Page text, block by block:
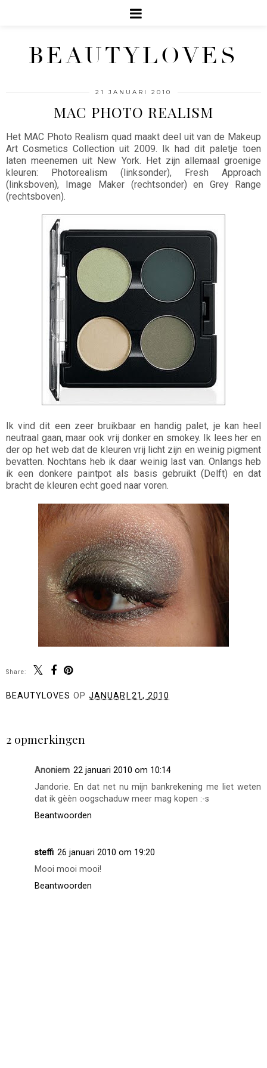
BEAUTYLOVES
21 JANUARI 2010
MAC PHOTO REALISM
Het MAC Photo Realism quad maakt deel uit van de Makeup
Art Cosmetics Collection uit 2009. Ik had dit paletje toen
laten meenemen uit New York. Het zijn allemaal groenige
kleuren: Photorealism (linksonder), Fresh Approach
(linksboven), Image Maker (rechtsonder) en Grey Range
(rechtsboven).
Ik vind dit een zeer bruikbaar en handig palet, je kan heel
neutraal gaan, maar ook vrij donker en smokey. Ik lees her en
der op het web dat de kleuren vrij licht zijn en weinig pigment
bevatten. Nochtans heb ik daar weinig last van. Onlangs heb
ik een donkere paintpot als basis gebruikt (Delft) en dat
bracht de kleuren echt goed naar voren.
Share:
BEAUTYLOVES OP JANUARI 21, 2010
2 opmerkingen
Anoniem 22 januari 2010 om 10:14
Jandorie. En dat net nu mijn bankrekening me liet weten
dat ik gèèn oogschaduw meer mag kopen :-s
Beantwoorden
steffi 26 januari 2010 om 19:20
Mooi mooi mooi!
Beantwoorden